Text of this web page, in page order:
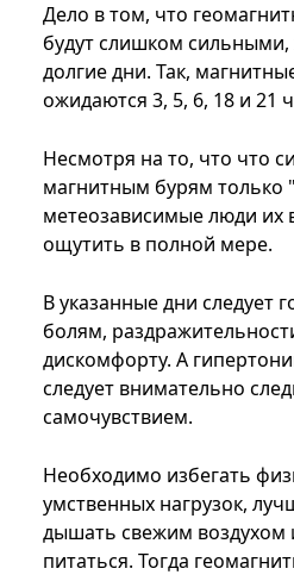
Дело в том, что
будут слишком сильными,
долгие дни. Так,
ожидаются 3, 5, 6, 18 и 21
Несмотря на то, что что
магнитным бурям только
метеозависимые люди их
ощутить в полной мере.
В указанные дни следует
болям,
дискомфорту. А
следует внимательно
самочувствием.
Необходимо избегать
умственных нагрузок,
дышать свежим воздухом
питаться. Тогда